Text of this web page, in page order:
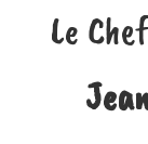
Le